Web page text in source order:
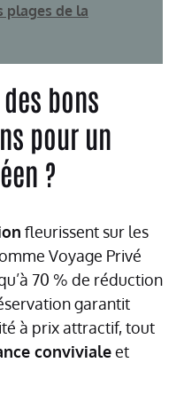
plages de la
bons
pour un
?
fleurissent sur les
Voyage Privé
70 % de réduction
garantit
à prix attractif, tout
convivialeet